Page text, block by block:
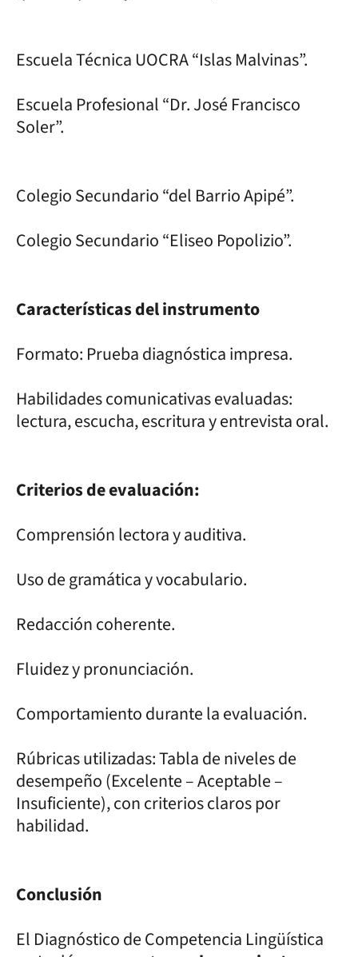
Escuela Técnica UOCRA “Islas Malvinas”.
Escuela Profesional “Dr. José Francisco
Soler”.
Colegio Secundario “del Barrio Apipé”.
Colegio Secundario “Eliseo Popolizio”.
Características del instrumento
Formato: Prueba diagnóstica impresa.
Habilidades comunicativas evaluadas:
lectura, escucha, escritura y entrevista oral.
Criterios de evaluación:
Comprensión lectora y auditiva.
Uso de gramática y vocabulario.
Redacción coherente.
Fluidez y pronunciación.
Comportamiento durante la evaluación.
Rúbricas utilizadas: Tabla de niveles de
desempeño (Excelente – Aceptable –
Insuficiente), con criterios claros por
habilidad.
Conclusión
El Diagnóstico de Competencia Lingüística